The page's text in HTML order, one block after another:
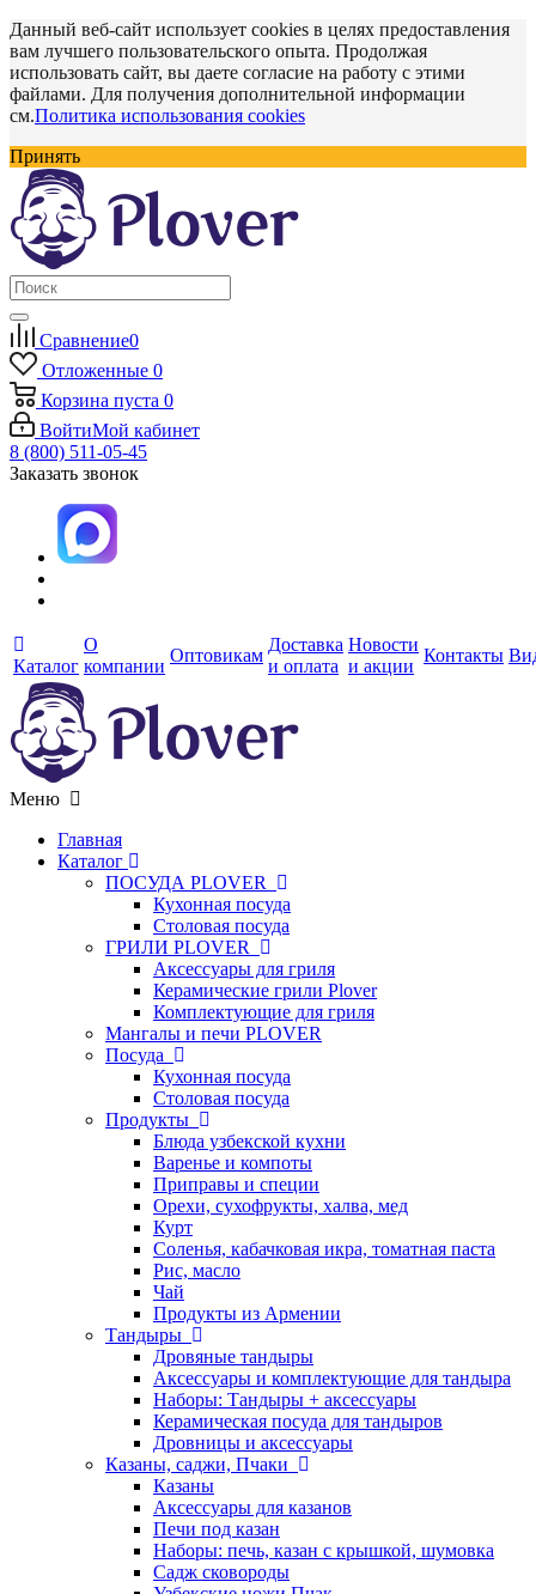
Данный веб-сайт использует cookies в целях предоставления
вам лучшего пользовательского опыта. Продолжая
использовать сайт, вы даете согласие на работу с этими
файлами. Для получения дополнительной информации
см.Политика использования cookies
Принять
Сравнение0
Отложенные 0
Корзина пуста 0
ВойтиМой кабинет
8 (800) 511-05-45
Заказать звонок
Каталог
О
компании
Оптовикам
Доставка
и оплата
Новости
и акции
Контакты
Меню
Главная
Каталог
ПОСУДА PLOVER
Кухонная посуда
Столовая посуда
ГРИЛИ PLOVER
Аксессуары для гриля
Керамические грили Plover
Комплектующие для гриля
Мангалы и печи PLOVER
Посуда
Кухонная посуда
Столовая посуда
Продукты
Блюда узбекской кухни
Варенье и компоты
Приправы и специи
Орехи, сухофрукты, халва, мед
Курт
Соленья, кабачковая икра, томатная паста
Рис, масло
Чай
Продукты из Армении
Тандыры
Дровяные тандыры
Аксессуары и комплектующие для тандыра
Наборы: Тандыры + аксессуары
Керамическая посуда для тандыров
Дровницы и аксессуары
Казаны, саджи, Пчаки
Казаны
Аксессуары для казанов
Печи под казан
Наборы: печь, казан с крышкой, шумовка
Садж сковороды